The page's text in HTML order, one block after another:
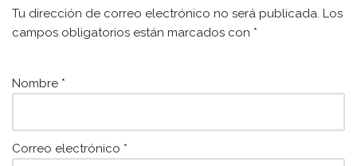
o
k
p
Tu dirección de correo electrónico no será publicada. Los
campos obligatorios están marcados con *
Nombre *
Correo electrónico *